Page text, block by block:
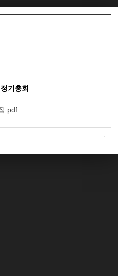
기총회
.pdf
북5
북5